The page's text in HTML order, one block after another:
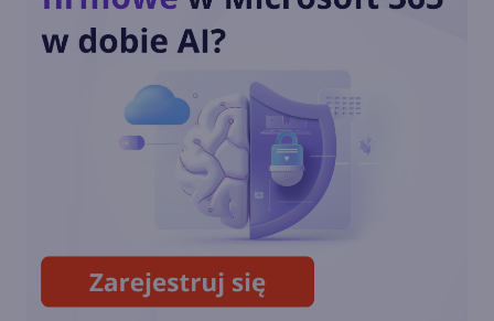
Microsoft opatentował
VR
8BitDo wypuści klawiaturę i
mysz w stylu retro Xboksa